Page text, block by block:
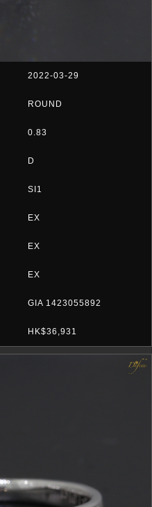
2022-03-29
ROUND
0.83
D
SI1
EX
EX
EX
GIA 1423055892
HK$36,931